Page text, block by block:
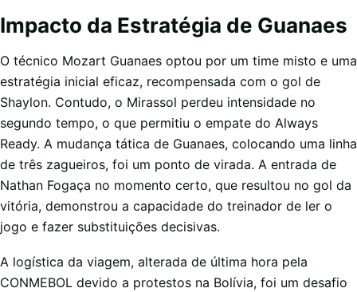
Impacto da Estratégia de Guanaes
O técnico Mozart Guanaes optou por um time misto e uma
estratégia inicial eficaz, recompensada com o gol de
Shaylon. Contudo, o Mirassol perdeu intensidade no
segundo tempo, o que permitiu o empate do Always
Ready. A mudança tática de Guanaes, colocando uma linha
de três zagueiros, foi um ponto de virada. A entrada de
Nathan Fogaça no momento certo, que resultou no gol da
vitória, demonstrou a capacidade do treinador de ler o
jogo e fazer substituições decisivas.
A logística da viagem, alterada de última hora pela
CONMEBOL devido a protestos na Bolívia, foi um desafio